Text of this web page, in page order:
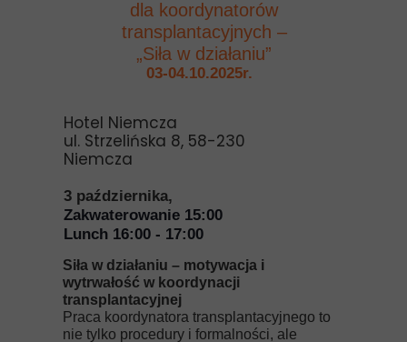
Siła w działaniu – motywacja i
wytrwałość w koordynacji
transplantacyjnej
Praca koordynatora transplantacyjnego to
nie tylko procedury i formalności, ale
dla koordynatorów
transplantacyjnych –
„Siła w działaniu”
03-04.10.2025r.
Hotel Niemcza
ul. Strzelińska 8, 58-230
Niemcza
3 października,
Zakwaterowanie 15:00
Lunch 16:00 - 17:00